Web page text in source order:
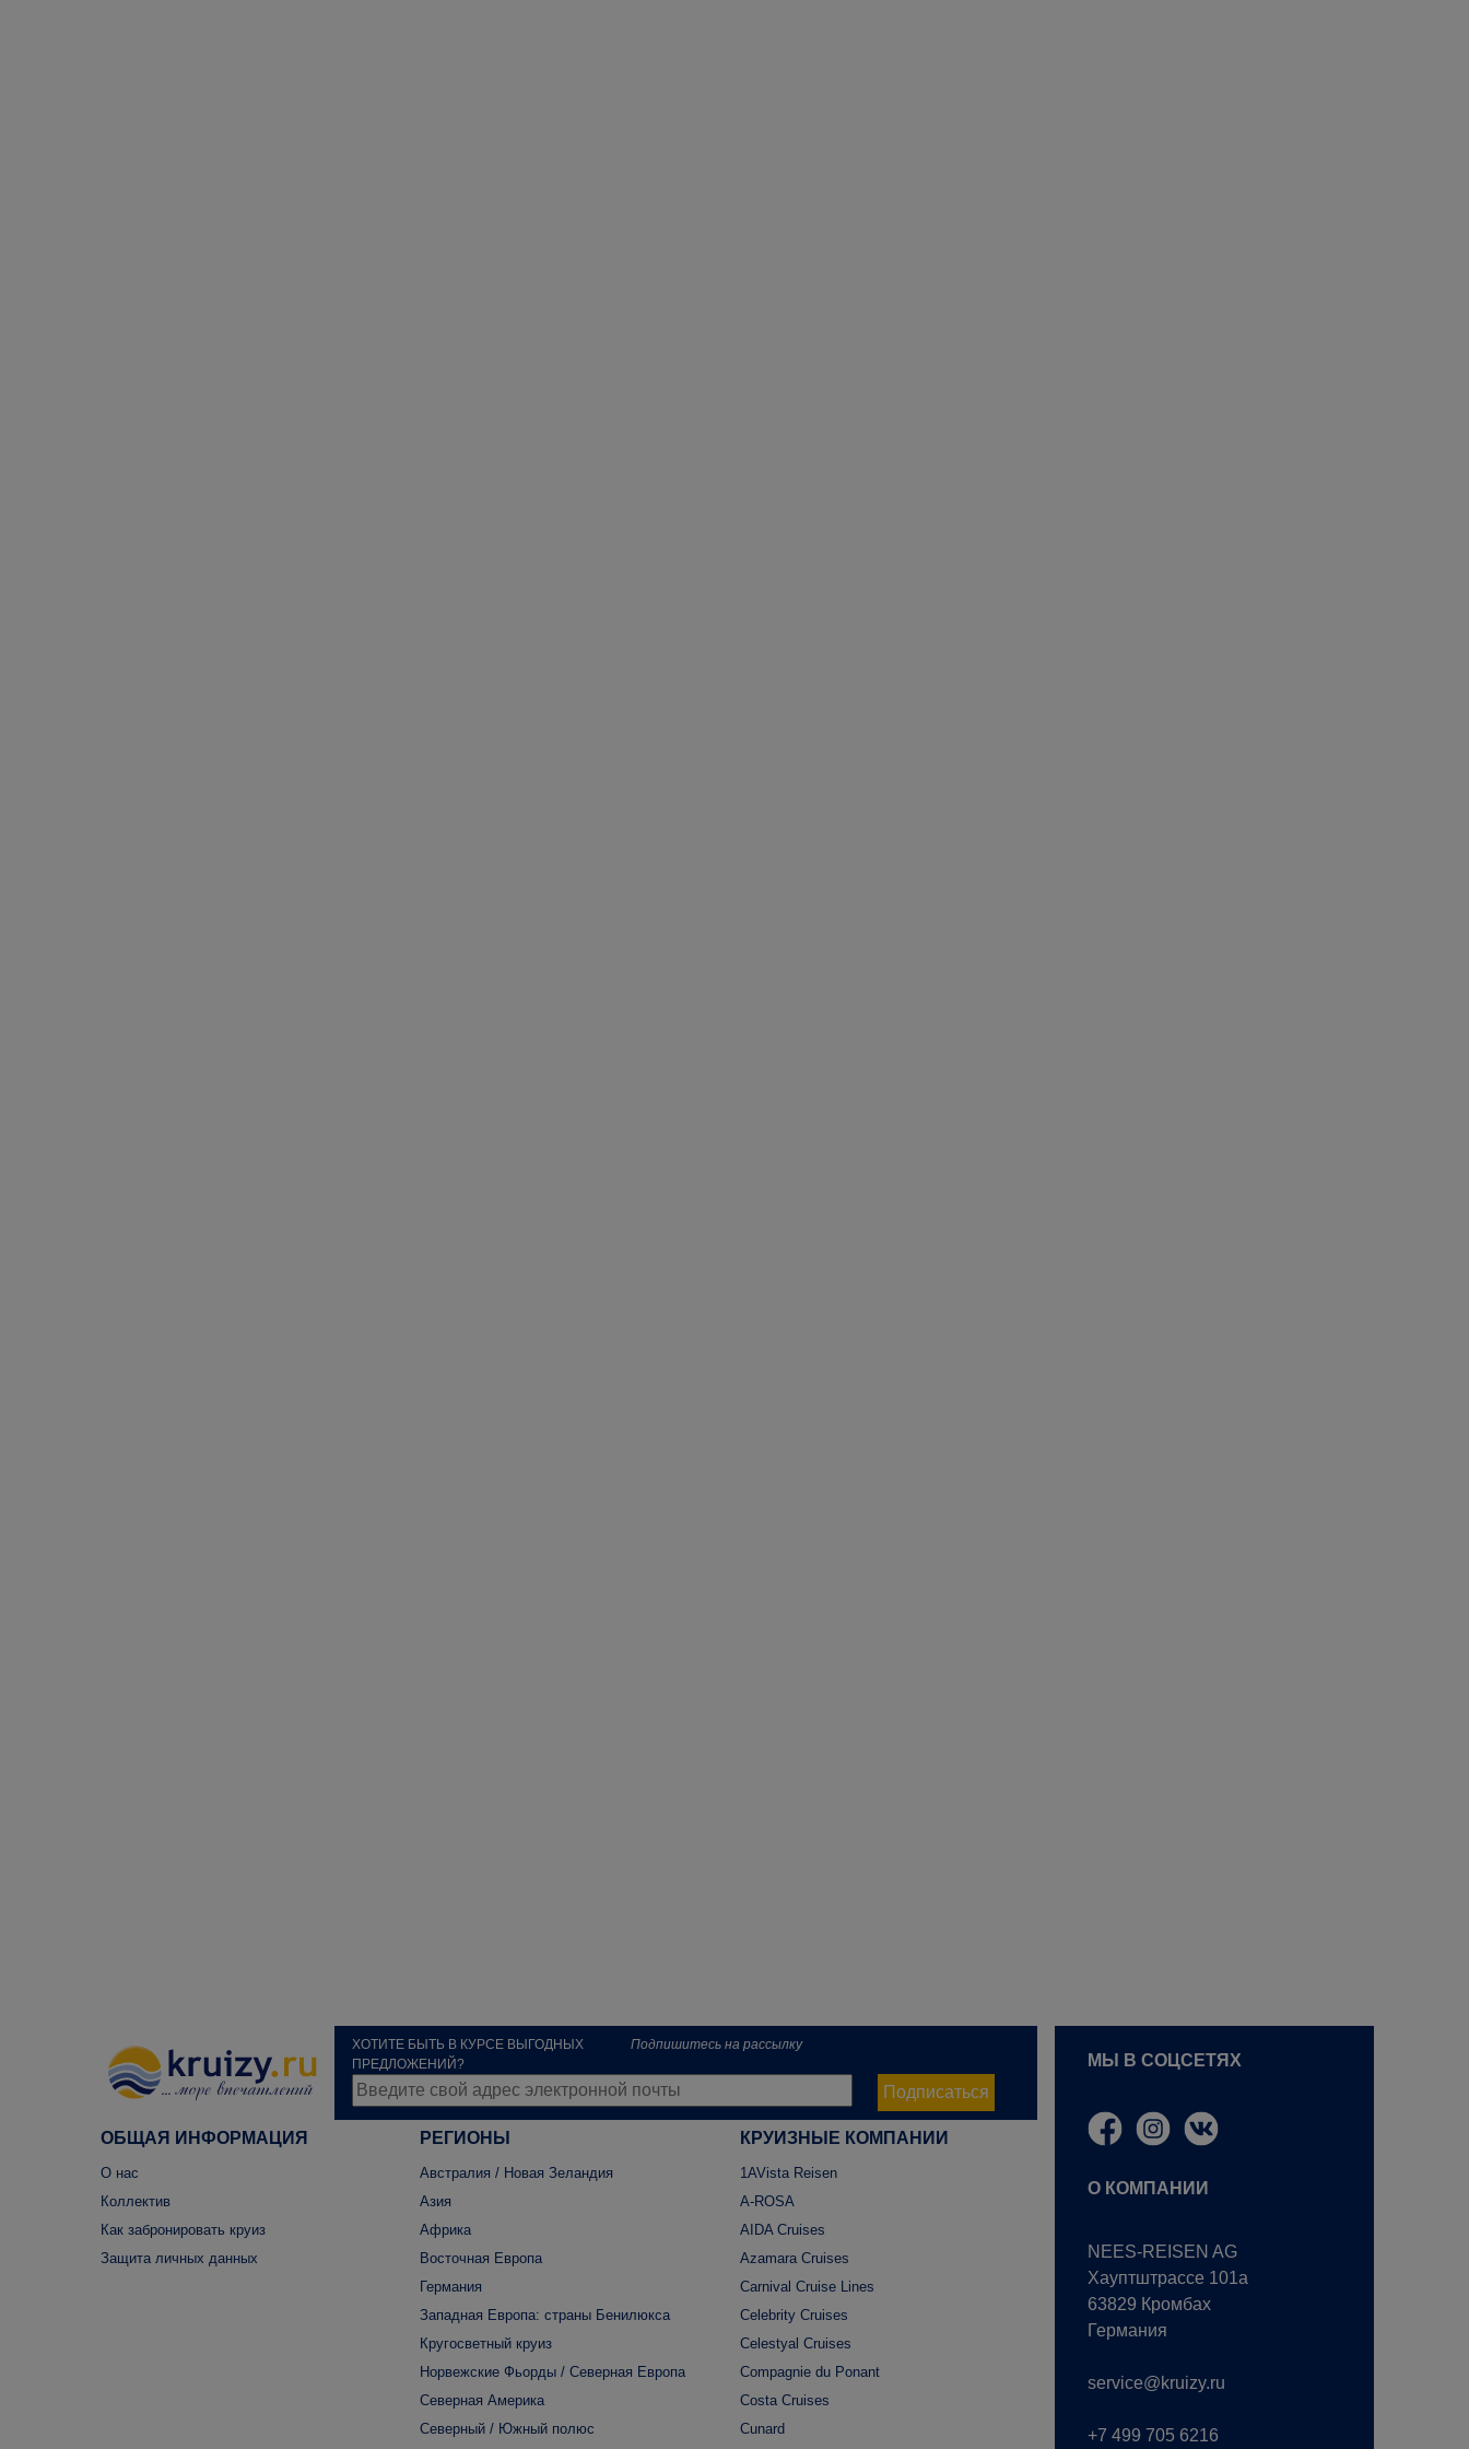
ХОТИТЕ БЫТЬ В КУРСЕ ВЫГОДНЫХ
ПРЕДЛОЖЕНИЙ?
Подпишитесь на рассылку
Подписаться
ОБЩАЯ ИНФОРМАЦИЯ
О нас
Коллектив
Как забронировать круиз
Защита личных данных
РЕГИОНЫ
Австралия / Новая Зеландия
Азия
Африка
Восточная Европа
Германия
Западная Европа: страны Бенилюкса
Кругосветный круиз
Норвежские Фьорды / Северная Европа
Северная Америка
Северный / Южный полюс
КРУИЗНЫЕ КОМПАНИИ
1AVista Reisen
A-ROSA
AIDA Cruises
Azamara Cruises
Carnival Cruise Lines
Celebrity Cruises
Celestyal Cruises
Compagnie du Ponant
Costa Cruises
Cunard
МЫ В СОЦСЕТЯХ
О КОМПАНИИ
NEES-REISEN AG
Хауптштрассе 101a
63829 Кромбах
Германия
service@kruizy.ru
+7 499 705 6216